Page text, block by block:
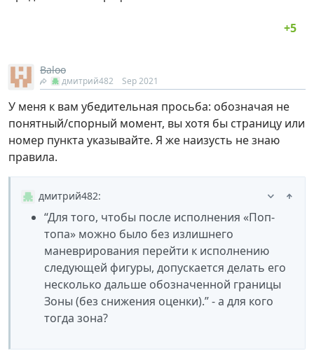
Baloo
дмитрий482 Sep 2021
У меня к вам убедительная просьба: обозначая не
понятный/спорный момент, вы хотя бы страницу или
номер пункта указывайте. Я же наизусть не знаю
правила.
дмитрий482:
“Для того, чтобы после исполнения «Поп-
топа» можно было без излишнего
маневрирования перейти к исполнению
следующей фигуры, допускается делать его
несколько дальше обозначенной границы
Зоны (без снижения оценки).” - а для кого
тогда зона?